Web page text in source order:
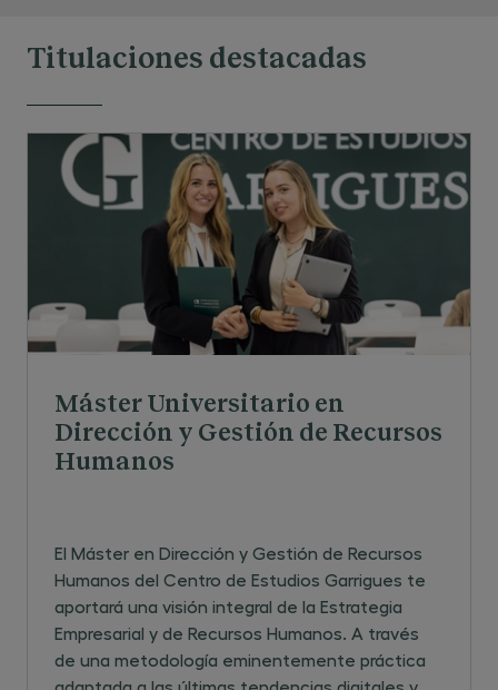
Titulaciones destacadas
Máster Universitario en
Dirección y Gestión de Recursos
Humanos
El Máster en Dirección y Gestión de Recursos
Humanos del Centro de Estudios Garrigues te
aportará una ​visión integral de la Estrategia
Empresarial y de Recursos Humanos. A través
de una metodología eminentemente práctica